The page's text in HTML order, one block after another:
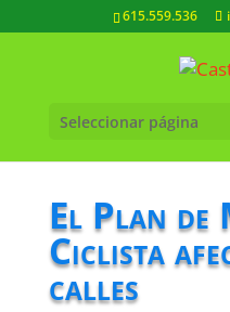
615.559.536
Seleccionar página
El Plan de
Ciclista
calles